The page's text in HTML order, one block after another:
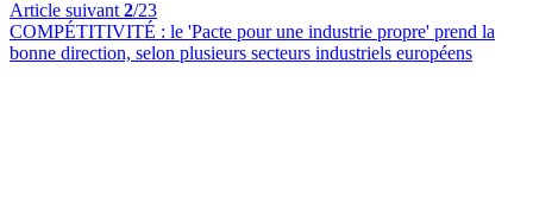
Article suivant 2/23
COMPÉTITIVITÉ : le 'Pacte pour une industrie propre' prend la
bonne direction, selon plusieurs secteurs industriels européens